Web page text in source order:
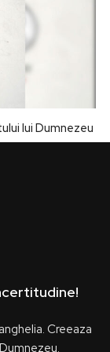
lui Dumnezeu
Creeaza